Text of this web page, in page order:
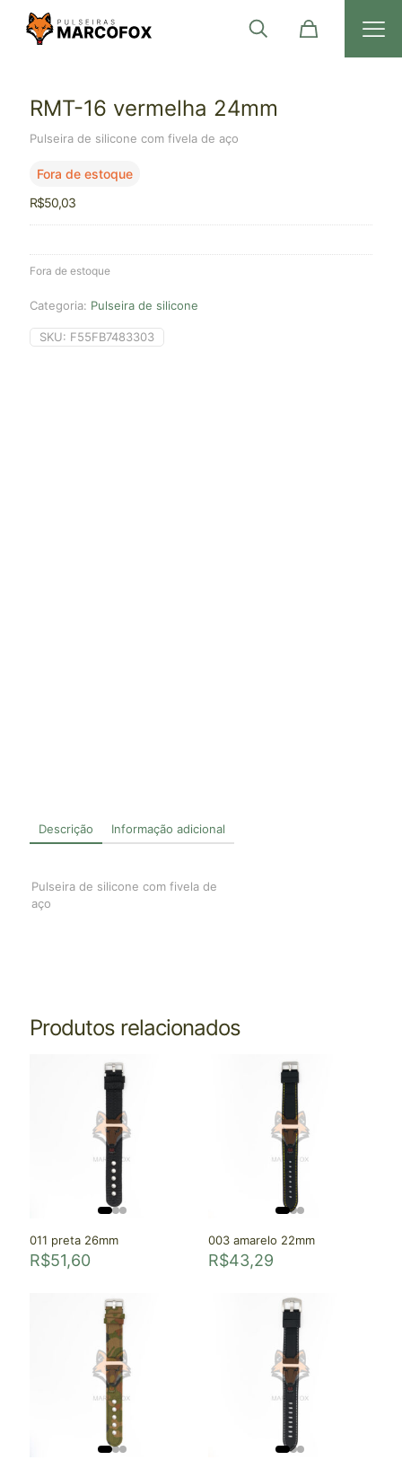
Descrição Informação adicional
Pulseira de silicone com fivela de
aço
RMT-16 vermelha 24mm
Pulseira de silicone com fivela de aço
Fora de estoque
R$50,03
Fora de estoque
Categoria: Pulseira de silicone
SKU: F55FB7483303
Produtos relacionados
011 preta 26mm
R$51,60
003 amarelo 22mm
R$43,29